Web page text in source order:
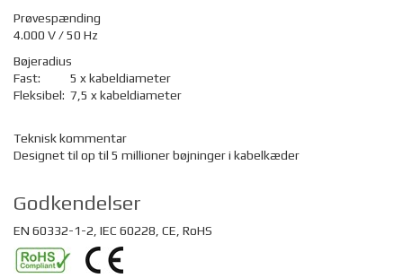
Prøvespænding
4.000 V / 50 Hz
Bøjeradius
Fast:
5 x kabeldiameter
Fleksibel: 7,5 x kabeldiameter
Teknisk kommentar
Designet til op til 5 millioner bøjninger i kabelkæder
Godkendelser
EN 60332-1-2, IEC 60228, CE, RoHS